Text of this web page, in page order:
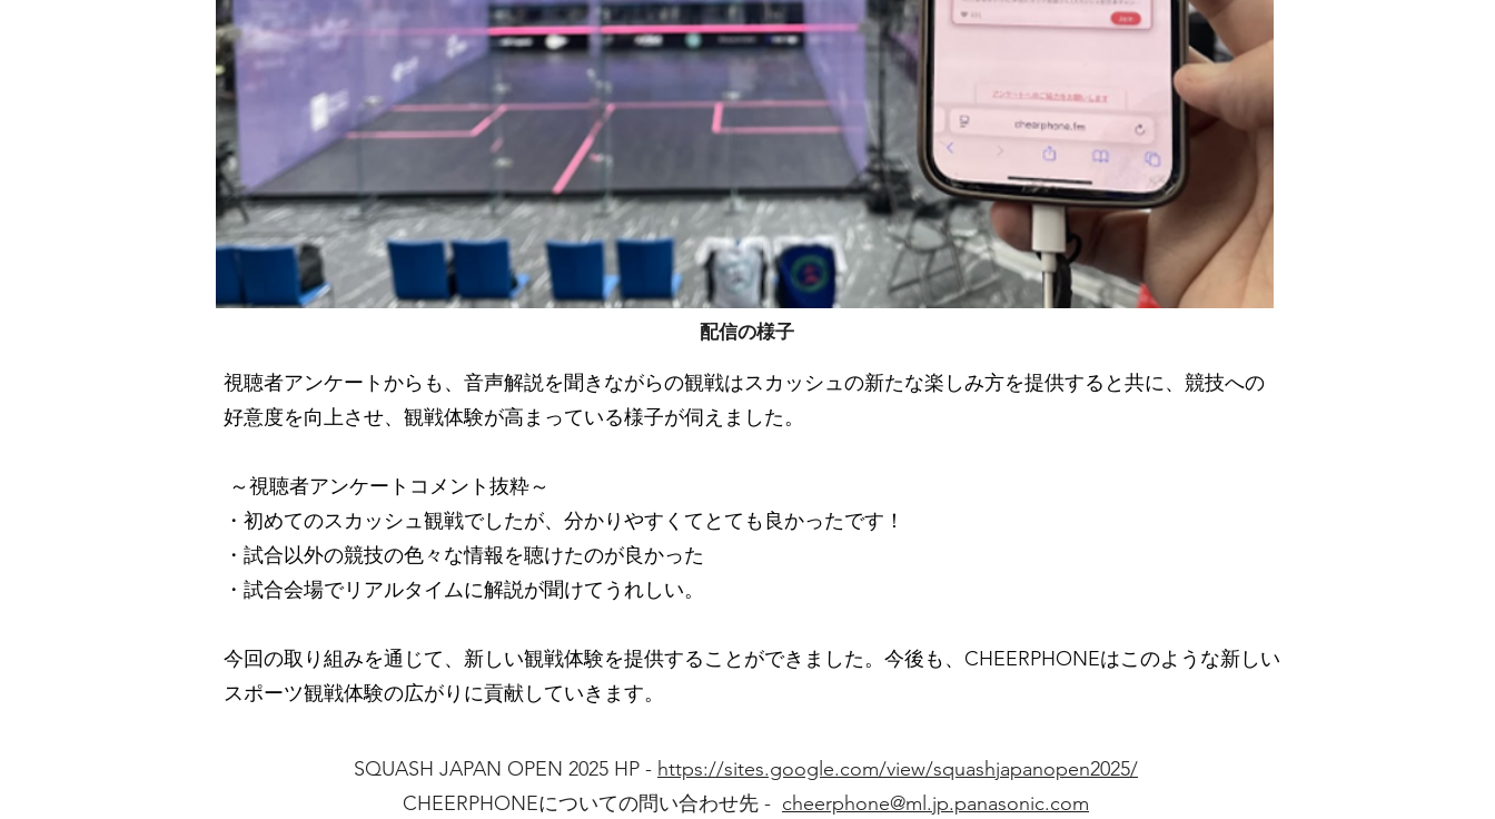
配信の様子
視聴者アンケートからも、音声解説を聞きながらの観戦はスカッシュの新たな楽しみ方を提供すると共に、競技への
好意度を向上させ、観戦体験が高まっている様子が伺えました。
～視聴者アンケートコメント抜粋～
・初めてのスカッシュ観戦でしたが、分かりやすくてとても良かったです！
・試合以外の競技の色々な情報を聴けたのが良かった
・試合会場でリアルタイムに解説が聞けてうれしい。
今回の取り組みを通じて、新しい観戦体験を提供することができました。今後も、CHEERPHONEはこのような新しい
スポーツ観戦体験の広がりに貢献していきます。
SQUASH JAPAN OPEN 2025 HP - https://sites.google.com/view/squashjapanopen2025/
CHEERPHONEについての問い合わせ先 - cheerphone@ml.jp.panasonic.com